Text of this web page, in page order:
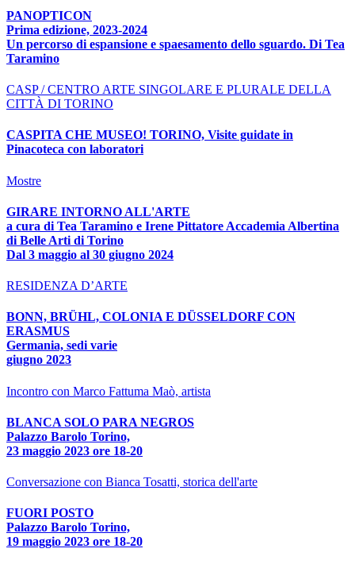
PANOPTICON
Prima edizione, 2023-2024
Un percorso di espansione e spaesamento dello sguardo. Di Tea
Taramino
CASP / CENTRO ARTE SINGOLARE E PLURALE DELLA
CITTÀ DI TORINO
CASPITA CHE MUSEO! TORINO, Visite guidate in
Pinacoteca con laboratori
Mostre
GIRARE INTORNO ALL'ARTE
a cura di Tea Taramino e Irene Pittatore Accademia Albertina
di Belle Arti di Torino
Dal 3 maggio al 30 giugno 2024
RESIDENZA D’ARTE
BONN, BRÜHL, COLONIA E DÜSSELDORF CON
ERASMUS
Germania, sedi varie
giugno 2023
Incontro con Marco Fattuma Maò, artista
BLANCA SOLO PARA NEGROS
Palazzo Barolo Torino,
23 maggio 2023 ore 18-20
Conversazione con Bianca Tosatti, storica dell'arte
FUORI POSTO
Palazzo Barolo Torino,
19 maggio 2023 ore 18-20